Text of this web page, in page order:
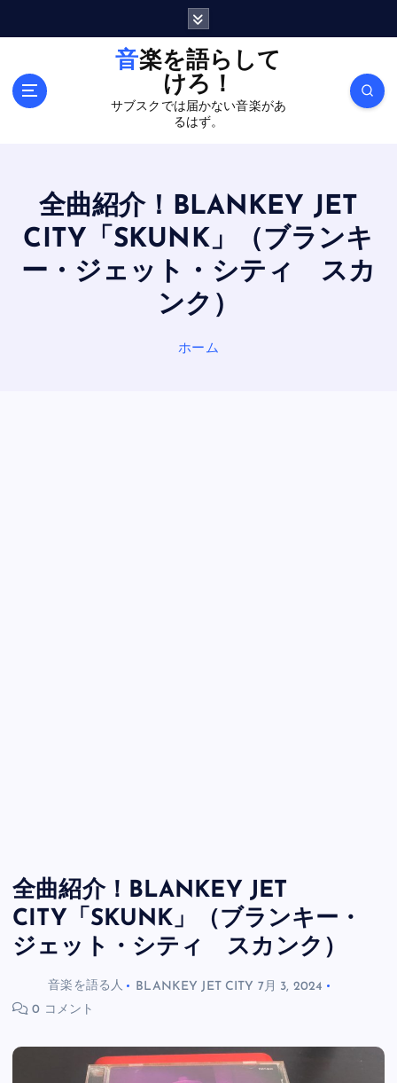
音楽を語らして
けろ！
サブスクでは届かない音楽があ
るはず。
全曲紹介！BLANKEY JET
CITY「SKUNK」（ブランキ
ー・ジェット・シティ スカ
ンク）
ホーム
全曲紹介！BLANKEY JET
CITY「SKUNK」（ブランキー・
ジェット・シティ スカンク）
音楽を語る人 BLANKEY JET CITY 7月 3, 2024
0 コメント